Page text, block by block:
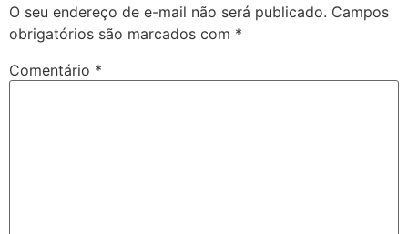
O seu endereço de e-mail não será publicado. Campos
obrigatórios são marcados com *
Comentário *